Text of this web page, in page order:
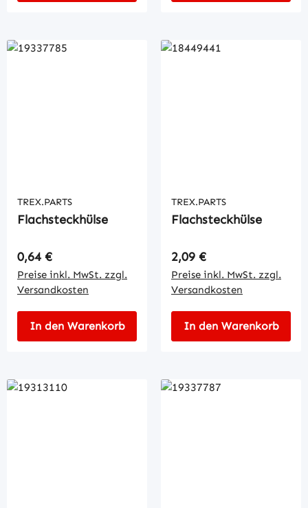
TREX.PARTS
Flachsteckhülse
Regulärer Preis:
0,64 €
Preise inkl. MwSt. zzgl.
Versandkosten
In den Warenkorb
TREX.PARTS
Flachsteckhülse
Regulärer Preis:
2,09 €
Preise inkl. MwSt. zzgl.
Versandkosten
In den Warenkorb